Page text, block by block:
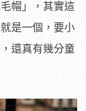
帽」，其實這
是一個，要小
還真有幾分童